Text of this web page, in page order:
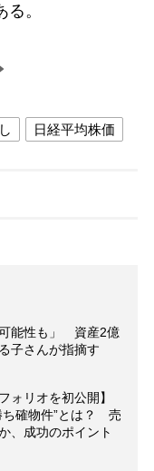
。
日経平均株価
可能性も」 資産2億
子さんが指摘す
ォリオを初公開】
ち確物件”とは？ 売
、成功のポイント